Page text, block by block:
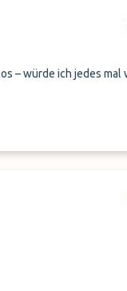
– würde ich jedes mal